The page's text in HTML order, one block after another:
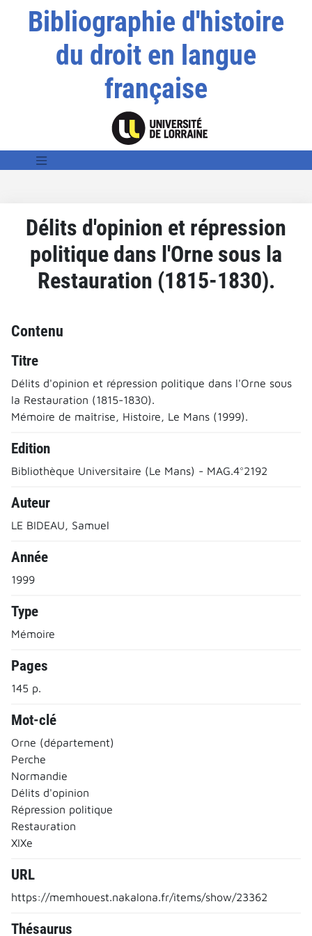
Bibliographie d'histoire
du droit en langue
française
Délits d'opinion et répression
politique dans l'Orne sous la
Restauration (1815-1830).
Contenu
Titre
Délits d'opinion et répression politique dans l'Orne sous
la Restauration (1815-1830).
Mémoire de maîtrise, Histoire, Le Mans (1999).
Edition
Bibliothèque Universitaire (Le Mans) - MAG.4°2192
Auteur
LE BIDEAU, Samuel
Année
1999
Type
Mémoire
Pages
145 p.
Mot-clé
Orne (département)
Perche
Normandie
Délits d'opinion
Répression politique
Restauration
XIXe
URL
https://memhouest.nakalona.fr/items/show/23362
Thésaurus